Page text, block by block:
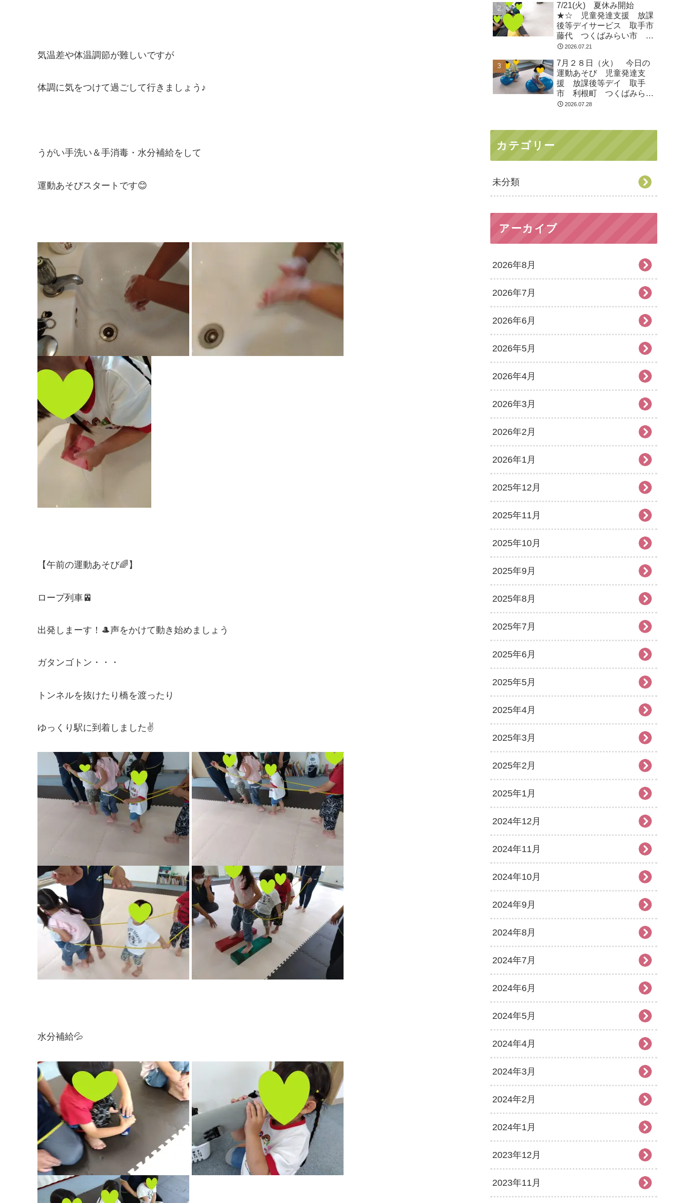
気温差や体温調節が難しいですが
体調に気をつけて過ごして行きましょう♪
うがい手洗い＆手消毒・水分補給をして
運動あそびスタートです😊
【午前の運動あそび🌈】
ロープ列車🚈
出発しまーす！🎩声をかけて動き始めましょう
ガタンゴトン・・・
トンネルを抜けたり橋を渡ったり
ゆっくり駅に到着しました✌
水分補給💦
7/21(火) 夏休み開始
★☆ 児童発達支援 放課
後等デイサービス 取手市
藤代 つくばみらい市 龍
ヶ崎2026.07.21
7月２８日（火） 今日の
運動あそび 児童発達支
援 放課後等デイ 取手
市 利根町 つくばみらい
市 2026.07.28
カテゴリー
未分類
アーカイブ
2026年8月
2026年7月
2026年6月
2026年5月
2026年4月
2026年3月
2026年2月
2026年1月
2025年12月
2025年11月
2025年10月
2025年9月
2025年8月
2025年7月
2025年6月
2025年5月
2025年4月
2025年3月
2025年2月
2025年1月
2024年12月
2024年11月
2024年10月
2024年9月
2024年8月
2024年7月
2024年6月
2024年5月
2024年4月
2024年3月
2024年2月
2024年1月
2023年12月
2023年11月